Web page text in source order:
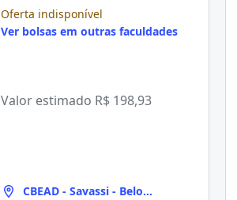
Oferta indisponível
Ver bolsas em outras faculdades
Valor estimado R$ 198,93
CBEAD - Savassi - Belo